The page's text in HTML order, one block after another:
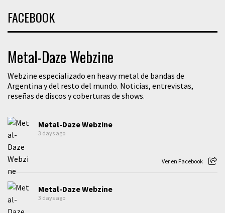
FACEBOOK
Metal-Daze Webzine
Webzine especializado en heavy metal de bandas de
Argentina y del resto del mundo. Noticias, entrevistas,
reseñas de discos y coberturas de shows.
Metal-Daze Webzine
3 days ago
Ver en Facebook
Metal-Daze Webzine
3 days ago